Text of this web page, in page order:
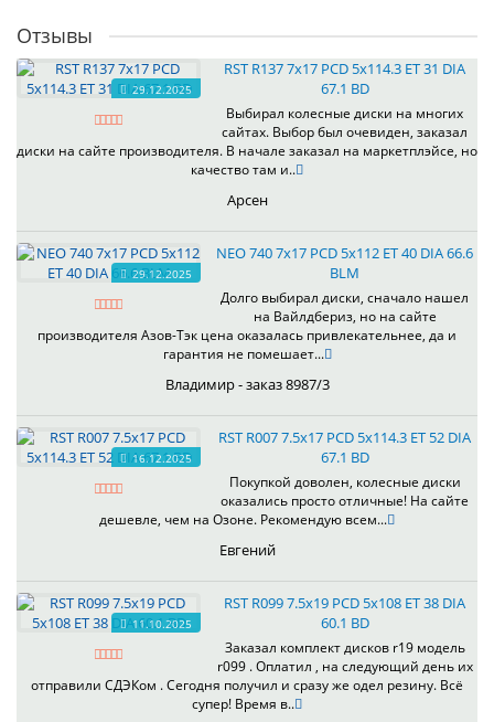
Отзывы
29.12.2025
RST R137 7x17 PCD 5x114.3 ET 31 DIA
67.1 BD
Выбирал колесные диски на многих
сайтах. Выбор был очевиден, заказал
диски на сайте производителя. В начале заказал на маркетплэйсе, но
качество там и..
Арсен
29.12.2025
NEO 740 7x17 PCD 5x112 ET 40 DIA 66.6
BLM
Долго выбирал диски, сначало нашел
на Вайлдбериз, но на сайте
производителя Азов-Тэк цена оказалась привлекательнее, да и
гарантия не помешает...
Владимир - заказ 8987/3
16.12.2025
RST R007 7.5x17 PCD 5x114.3 ET 52 DIA
67.1 BD
Покупкой доволен, колесные диски
оказались просто отличные! На сайте
дешевле, чем на Озоне. Рекомендую всем...
Евгений
11.10.2025
RST R099 7.5x19 PCD 5x108 ET 38 DIA
60.1 BD
Заказал комплект дисков r19 модель
r099 . Оплатил , на следующий день их
отправили СДЭКом . Сегодня получил и сразу же одел резину. Всё
супер! Время в..